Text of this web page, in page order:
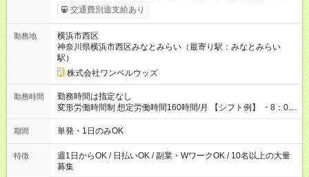
いOK！（規定あり） ┗働いたその日に現金GET♪ お仕事後はコ
ンビニATMから 日払い分を引き落とせます！ 【試用期間】試
交通費別途支給あり
勤務地
横浜市西区
神奈川県横浜市西区みなとみらい（最寄り駅：みなとみらい
駅）
株式会社ワンベルウッズ
勤務時間
勤務時間は指定なし
変形労働時間制 想定労働時間160時間/月 【シフト例】 ・8：00
～21：00
期間 単発・1日のみOK
特徴
週1日からOK / 日払いOK / 副業・WワークOK / 10名以上の大量
募集